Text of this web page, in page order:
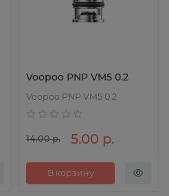
Voopoo PNP VM5 0.2
Voopoo PNP VM5 0.2
14.00 р. 5.00 р.
В корзину